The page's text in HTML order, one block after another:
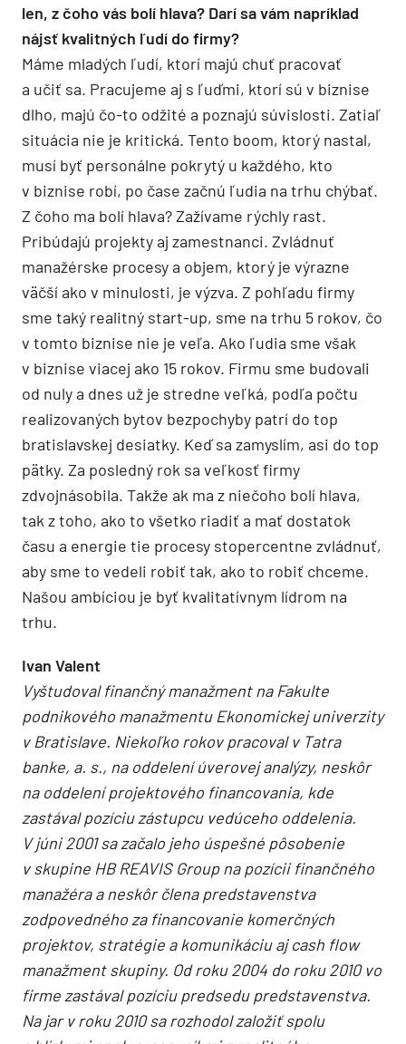
len, z čoho vás bolí hlava? Darí sa vám napríklad
nájsť kvalitných ľudí do firmy?
Máme mladých ľudí, ktorí majú chuť pracovať
a učiť sa. Pracujeme aj s ľuďmi, ktorí sú v biznise
dlho, majú čo-to odžité a poznajú súvislosti. Zatiaľ
situácia nie je kritická. Tento boom, ktorý nastal,
musí byť personálne pokrytý u každého, kto
v biznise robí, po čase začnú ľudia na trhu chýbať.
Z čoho ma bolí hlava? Zažívame rýchly rast.
Pribúdajú projekty aj zamestnanci. Zvládnuť
manažérske procesy a objem, ktorý je výrazne
väčší ako v minulosti, je výzva. Z pohľadu firmy
sme taký realitný start-up, sme na trhu 5 rokov, čo
v tomto biznise nie je veľa. Ako ľudia sme však
v biznise viacej ako 15 rokov. Firmu sme budovali
od nuly a dnes už je stredne veľká, podľa počtu
realizovaných bytov bezpochyby patrí do top
bratislavskej desiatky. Keď sa zamyslím, asi do top
pätky. Za posledný rok sa veľkosť firmy
zdvojnásobila. Takže ak ma z niečoho bolí hlava,
tak z toho, ako to všetko riadiť a mať dostatok
času a energie tie procesy stopercentne zvládnuť,
aby sme to vedeli robiť tak, ako to robiť chceme.
Našou ambíciou je byť kvalitatívnym lídrom na
trhu.
Ivan Valent
Vyštudoval finančný manažment na Fakulte
podnikového manažmentu Ekonomickej univerzity
v Bratislave. Niekoľko rokov pracoval v Tatra
banke, a. s., na oddelení úverovej analýzy, neskôr
na oddelení projektového financovania, kde
zastával pozíciu zástupcu vedúceho oddelenia.
V júni 2001 sa začalo jeho úspešné pôsobenie
v skupine HB REAVIS Group na pozícii finančného
manažéra a neskôr člena predstavenstva
zodpovedného za financovanie komerčných
projektov, stratégie a komunikáciu aj cash flow
manažment skupiny. Od roku 2004 do roku 2010 vo
firme zastával pozíciu predsedu predstavenstva.
Na jar v roku 2010 sa rozhodol založiť spolu